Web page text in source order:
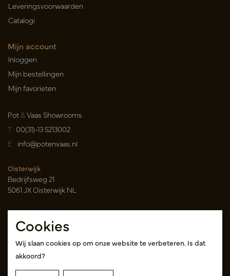
Leveringsvoorwaarden
Catalogi
Mijn account
Inloggen
Mijn bestellingen
Mijn favorieten
Pot&Vaas Showrooms
T 00(31)-13 5213002
E info@potenvaas.nl
Oisterwijk
Bedrijfsweg 21
5061 JX Oisterwijk NL
Openingstijden
Maandag t/m vrijdag 09.00-17.00 uur
(uitsluitend op afspraak)
Cash & Carry Tica Aalsmeer
Randweg 155
Cookies
Wij slaan cookies op om onze website te verbeteren. Is dat
akkoord?